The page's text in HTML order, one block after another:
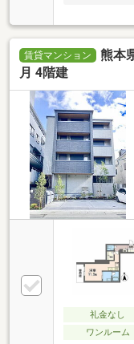
賃貸マンション
熊本
月 4階建
礼金なし
ワンルーム